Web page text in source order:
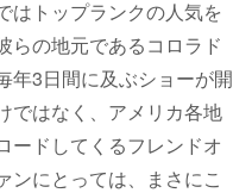
はトップランクの人気を
らの地元であるコロラド
年3日間に及ぶショーが開
ではなく、アメリカ各地
ードしてくるフレンドオ
ンにとっては、まさにこ